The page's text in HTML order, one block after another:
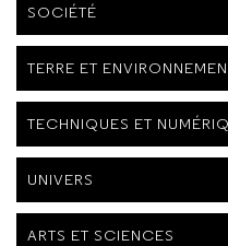
SOCIÉTÉ
TERRE ET
TECHNIQUES ET
UNIVERS
ARTS ET SCIENCES